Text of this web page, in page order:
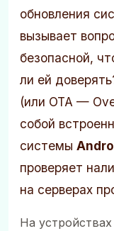
обновления
вызывает
безопасной,
ли ей
(или OTA —
собой
системы
проверяет
на серверах
На